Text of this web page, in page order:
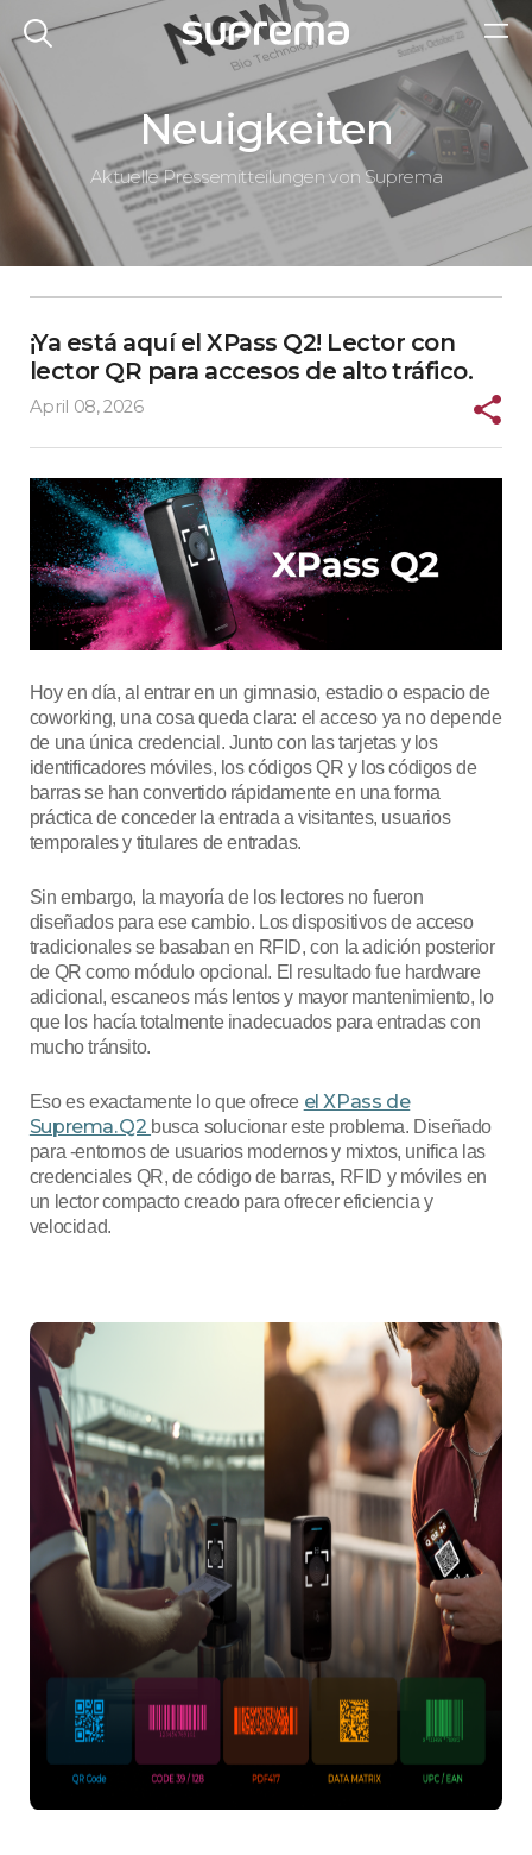
Neuigkeiten
Aktuelle Pressemitteilungen von Suprema
¡Ya está aquí el XPass Q2! Lector con
lector QR para accesos de alto tráfico.
April 08, 2026
Hoy en día, al entrar en un gimnasio, estadio o espacio de
coworking, una cosa queda clara: el acceso ya no depende
de una única credencial. Junto con las tarjetas y los
identificadores móviles, los códigos QR y los códigos de
barras se han convertido rápidamente en una forma
práctica de conceder la entrada a visitantes, usuarios
temporales y titulares de entradas.
Sin embargo, la mayoría de los lectores no fueron
diseñados para ese cambio. Los dispositivos de acceso
tradicionales se basaban en RFID, con la adición posterior
de QR como módulo opcional. El resultado fue hardware
adicional, escaneos más lentos y mayor mantenimiento, lo
que los hacía totalmente inadecuados para entradas con
mucho tránsito.
Eso es exactamente lo que ofrece el XPass de
Suprema. Q2 busca solucionar este problema. Diseñado
para ‑entornos de usuarios modernos y mixtos, unifica las
credenciales QR, de código de barras, RFID y móviles en
un lector compacto creado para ofrecer eficiencia y
velocidad.